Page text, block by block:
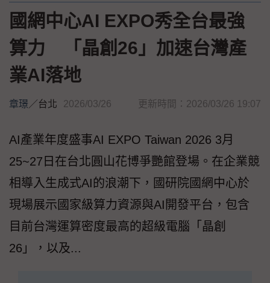
國網中心AI EXPO秀全台最強
算力 「晶創26」加速台灣產
業AI落地
章璟 ／台北 2026/03/26 更新時間：2026/03/26 19:07
AI產業年度盛事AI EXPO Taiwan 2026 3月
25~27日在台北圓山花博爭艷館登場。在企業競
相導入生成式AI的浪潮下，國研院國網中心於
現場展示國家級算力資源與AI開發平台，包含
目前台灣運算密度最高的超級電腦「晶創
26」，以及...